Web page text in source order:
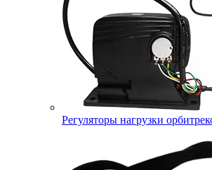
Регуляторы нагрузки